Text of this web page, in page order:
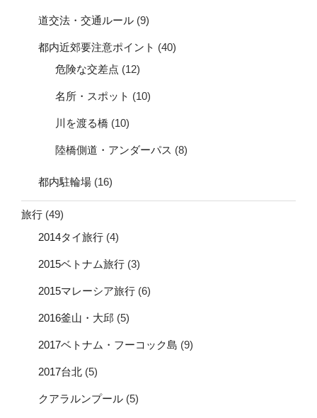
道交法・交通ルール (9)
都内近郊要注意ポイント (40)
危険な交差点 (12)
名所・スポット (10)
川を渡る橋 (10)
陸橋側道・アンダーパス (8)
都内駐輪場 (16)
旅行 (49)
2014タイ旅行 (4)
2015ベトナム旅行 (3)
2015マレーシア旅行 (6)
2016釜山・大邱 (5)
2017ベトナム・フーコック島 (9)
2017台北 (5)
クアラルンプール (5)